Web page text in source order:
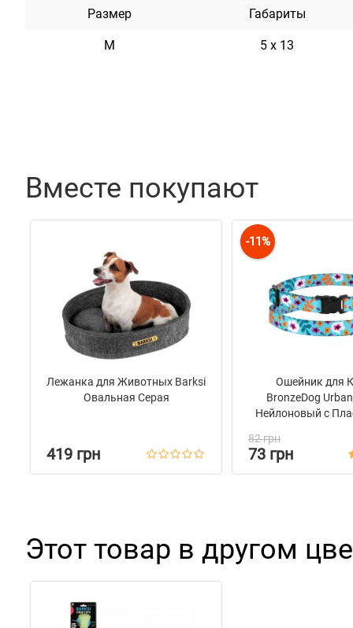
Подходит всем породам собак.
Материал TPR (Термопластичная резина)
Размер Габариты
M 5 х 13
Вместе покупают
Лежанка для Животных Barksi
Овальная Серая
419 грн
-11%
Ошейник для
BronzeDog
Нейлоновый с
82 грн
73 грн
Этот товар в другом